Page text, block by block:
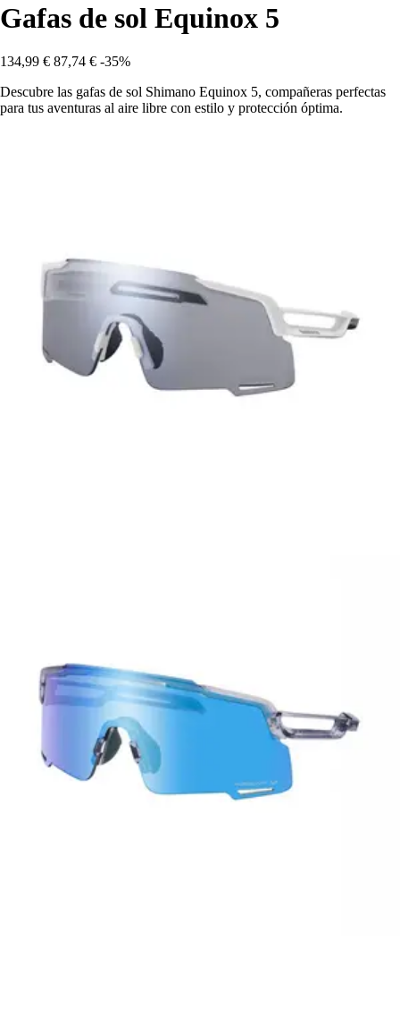
Gafas de sol Equinox 5
134,99 € 87,74 € -35%
Descubre las gafas de sol Shimano Equinox 5, compañeras perfectas
para tus aventuras al aire libre con estilo y protección óptima.